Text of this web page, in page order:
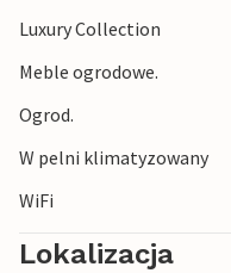
Luxury Collection
Meble ogrodowe.
Ogrod.
W pelni klimatyzowany
WiFi
Lokalizacja